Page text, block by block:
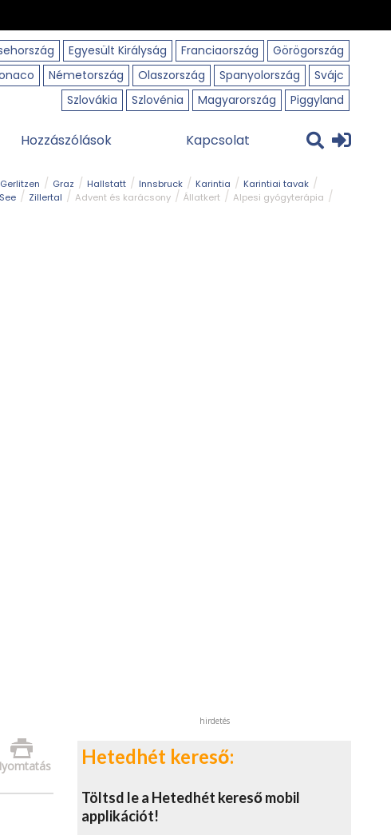
Egyesült Királyság Franciaország
Görögország
Németország Olaszország Spanyolország
Svájc
Szlovákia
Szlovénia Magyarország Piggyland
Hozzászólások Kapcsolat
Gerlitzen Graz Hallstatt Innsbruck Karintia
Karintiai tavak
Zillertal Advent és karácsony Állatkert
Alpesi gyógyterápia
hirdetés
Hetedhét kereső:
Töltsd le a Hetedhét kereső mobil
applikációt!